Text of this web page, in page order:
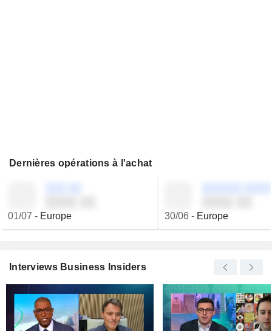
Dernières opérations à l'achat
01/07 - Europe 30/06- Europe
Interviews Business Insiders